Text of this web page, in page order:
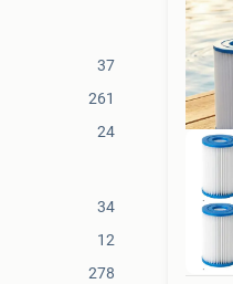
37
261
24
34
12
278